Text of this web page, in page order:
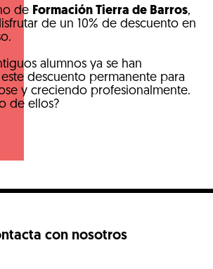
de Formación Tierra de Barros,
de un 10% de descuento en
alumnos ya se han
descuento permanente para
y creciendo profesionalmente.
de ellos?
con nosotros